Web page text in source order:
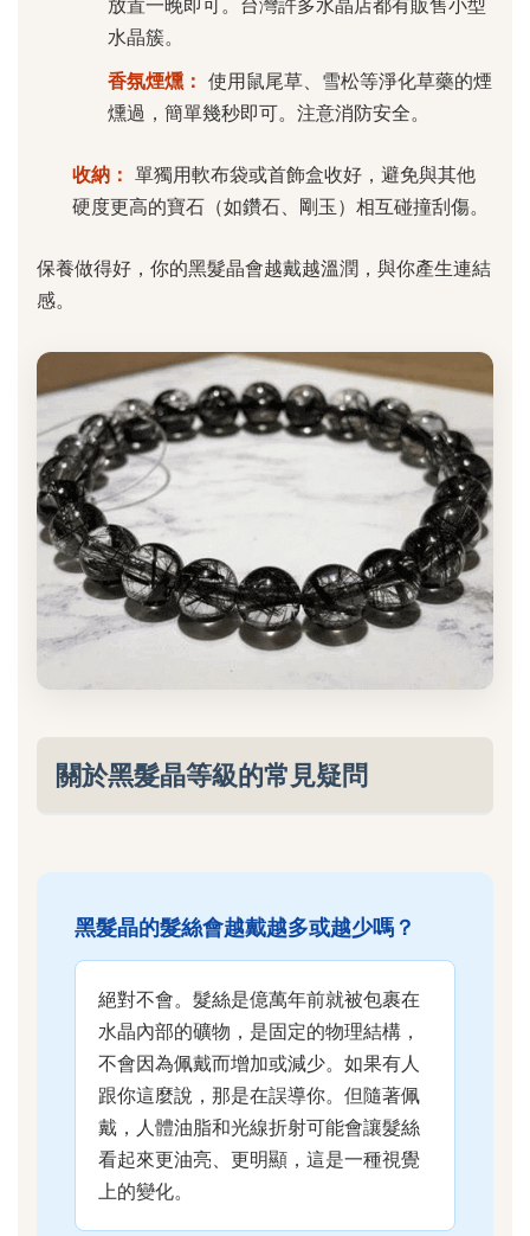
放置一晚即可。台灣許多水晶店都有販售小型
水晶簇。
香氛煙燻： 使用鼠尾草、雪松等淨化草藥的煙
燻過，簡單幾秒即可。注意消防安全。
收納： 單獨用軟布袋或首飾盒收好，避免與其他
硬度更高的寶石（如鑽石、剛玉）相互碰撞刮傷。
保養做得好，你的黑髮晶會越戴越溫潤，與你產生連結
感。
關於黑髮晶等級的常見疑問
黑髮晶的髮絲會越戴越多或越少嗎？
絕對不會。髮絲是億萬年前就被包裹在
水晶內部的礦物，是固定的物理結構，
不會因為佩戴而增加或減少。如果有人
跟你這麼說，那是在誤導你。但隨著佩
戴，人體油脂和光線折射可能會讓髮絲
看起來更油亮、更明顯，這是一種視覺
上的變化。